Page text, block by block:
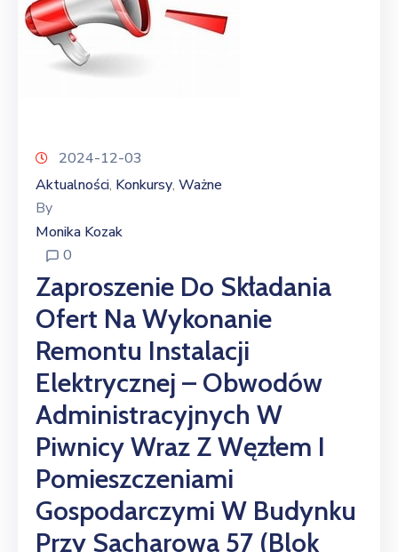
2024-12-03
Aktualności‚ Konkursy‚ Ważne
By
Monika Kozak
0
Zaproszenie Do Składania
Ofert Na Wykonanie
Remontu Instalacji
Elektrycznej – Obwodów
Administracyjnych W
Piwnicy Wraz Z Węzłem I
Pomieszczeniami
Gospodarczymi W Budynku
Przy Sacharowa 57 (blok